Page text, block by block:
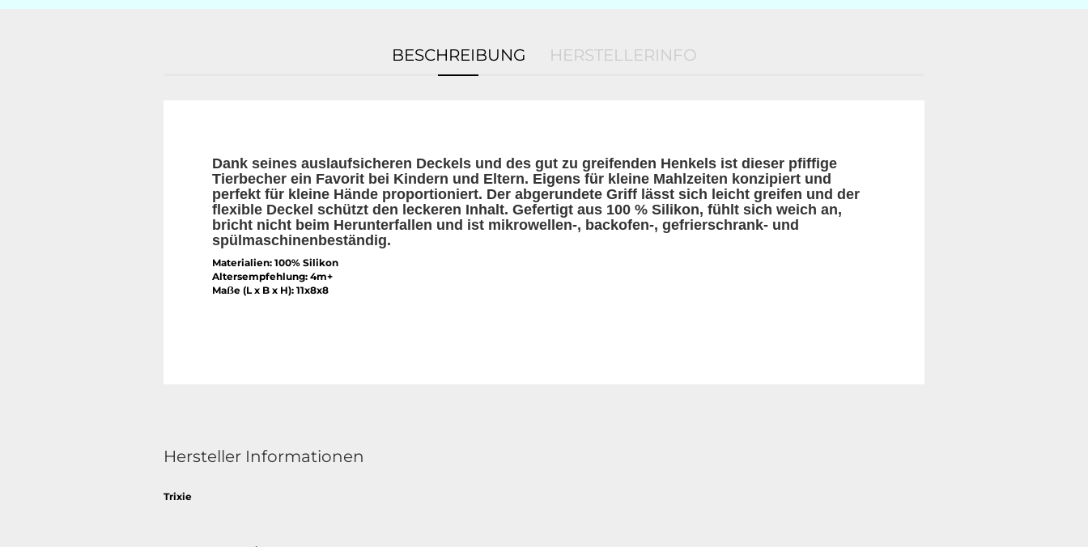
BESCHREIBUNG HERSTELLERINFO
Dank seines auslaufsicheren Deckels und des gut zu greifenden Henkels ist dieser pfiffige
Tierbecher ein Favorit bei Kindern und Eltern. Eigens für kleine Mahlzeiten konzipiert und
perfekt für kleine Hände proportioniert. Der abgerundete Griff lässt sich leicht greifen und der
flexible Deckel schützt den leckeren Inhalt. Gefertigt aus 100 % Silikon, fühlt sich weich an,
bricht nicht beim Herunterfallen und ist mikrowellen-, backofen-, gefrierschrank- und
spülmaschinenbeständig.
Materialien: 100% Silikon
Altersempfehlung: 4m+
Maẞe (L x B x H): 11x8x8
Hersteller Informationen
Trixie